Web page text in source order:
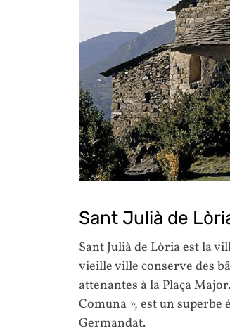
Sant Julià de
Sant Julià de Lòria est la
vieille ville conserve des
attenantes à la Plaça Major.
Comuna », est un superbe
Germandat.